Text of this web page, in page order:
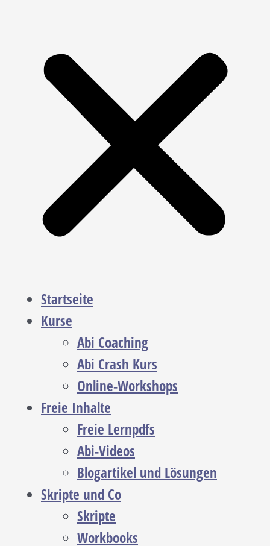
Startseite
Kurse
Abi Coaching
Abi Crash Kurs
Online-Workshops
Freie Inhalte
Freie Lernpdfs
Abi-Videos
Blogartikel und Lösungen
Skripte und Co
Skripte
Workbooks